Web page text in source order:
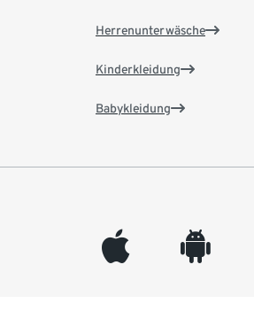
Herrenunterwäsche
Kinderkleidung
Babykleidung
appleinc android